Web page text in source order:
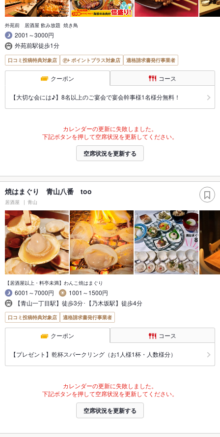
外苑前 居酒屋 飲み放題 焼き鳥
2001～3000円
外苑前駅徒歩1分
口コミ投稿特典対象店 ポイントプラス対象店 適格請求書発行事業者
クーポン コース
【大切な会には♪】8名以上のご宴会で宴会幹事様1名様分無料！
カレンダーの更新に失敗しました。
下記ボタンを押して空席状況を更新してください。
空席状況を更新する
焼はまぐり 青山八番 too
居酒屋 青山
【居酒屋以上・料亭未満】わんこ焼はまぐり
6001～7000円
1001～1500円
【青山一丁目駅】徒歩3分･【乃木坂駅】徒歩4分
口コミ投稿特典対象店 適格請求書発行事業者
クーポン コース
【プレゼント】乾杯スパークリング（お1人様1杯・人数様分）
カレンダーの更新に失敗しました。
下記ボタンを押して空席状況を更新してください。
空席状況を更新する